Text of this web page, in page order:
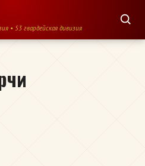
• 53 гвардейская дивизия